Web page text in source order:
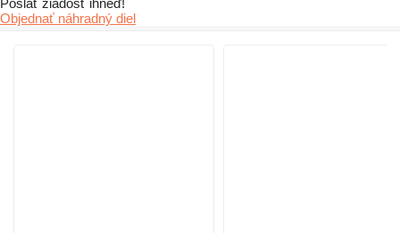
Objednať náhradný diel